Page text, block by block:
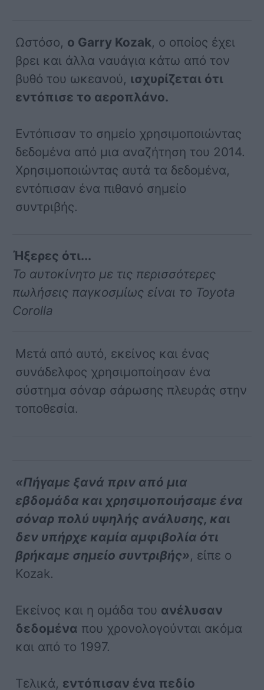
Ωστόσο, ο Garry Kozak, ο οποίος έχει
βρει και άλλα ναυάγια κάτω από τον
βυθό του ωκεανού, ισχυρίζεται ότι
εντόπισε το αεροπλάνο.
Εντόπισαν το σημείο χρησιμοποιώντας
δεδομένα από μια αναζήτηση του 2014.
Χρησιμοποιώντας αυτά τα δεδομένα,
εντόπισαν ένα πιθανό σημείο
συντριβής.
Ήξερες ότι...
Το αυτοκίνητο με τις περισσότερες
πωλήσεις παγκοσμίως είναι το Toyota
Corolla
Μετά από αυτό, εκείνος και ένας
συνάδελφος χρησιμοποίησαν ένα
σύστημα σόναρ σάρωσης πλευράς στην
τοποθεσία.
«Πήγαμε ξανά πριν από μια
εβδομάδα και χρησιμοποιήσαμε ένα
σόναρ πολύ υψηλής ανάλυσης, και
δεν υπήρχε καμία αμφιβολία ότι
βρήκαμε σημείο συντριβής», είπε ο
Kozak.
Εκείνος και η ομάδα του ανέλυσαν
δεδομένα που χρονολογούνται ακόμα
και από το 1997.
Τελικά, εντόπισαν ένα πεδίο